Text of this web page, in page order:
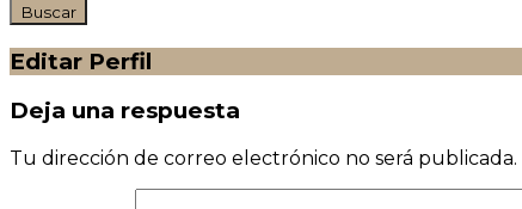
Buscar
Editar Perfil
Deja una respuesta
Tu dirección de correo electrónico no será publicada.